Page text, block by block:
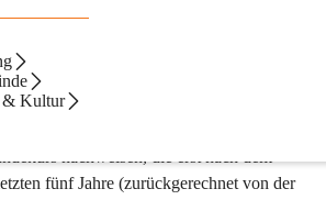
& Kultur
im Saal der Bezirkshauptmannschaft
fünf Jahre (zurückgerechnet von der